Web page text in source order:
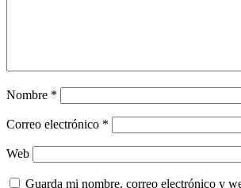
Nombre *
Correo electrónico *
Web
Guarda mi nombre, correo electrónico y